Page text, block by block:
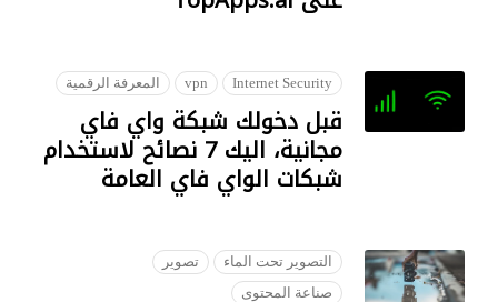
Internet Security
vpn المعرفة الرقمية
قبل دخولك شبكة واي فاي
مجانية، اليك 7 نصائح لاستخدام
شبكات الواي فاي العامة
التصوير تحت الماء
تصوير
صناعة المحتوى